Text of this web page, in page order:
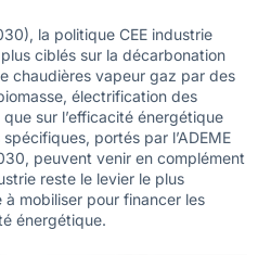
la politique CEE industrie
ciblés sur la décarbonation
chaudières vapeur gaz par des
électrification des
sur l’efficacité énergétique
portés par l’ADEME
peuvent venir en complément
reste le levier le plus
mobiliser pour financer les
énergétique.